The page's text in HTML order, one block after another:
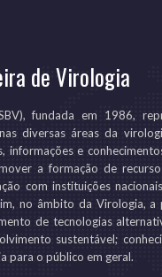
de Virologia
fundada em 1986,
diversas áreas da
e
a formação de
com instituições
no âmbito da Virologia,
de tecnologias
sustentável;
para o público em geral.